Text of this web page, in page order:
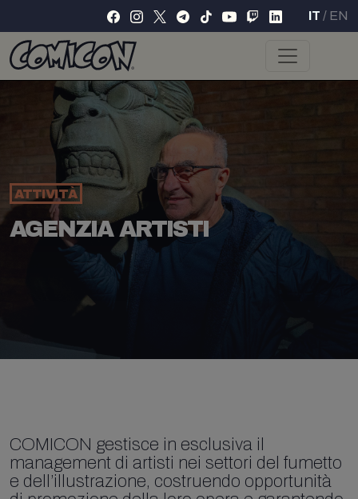
IT / EN
ATTIVITÀ
AGENZIA ARTISTI
COMICON gestisce in esclusiva il
management di artisti nei settori del fumetto
e dell’illustrazione, costruendo opportunità